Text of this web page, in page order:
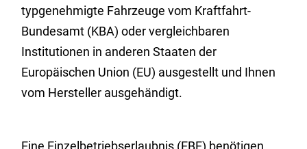
typgenehmigte Fahrzeuge vom Kraftfahrt-
Bundesamt (KBA) oder vergleichbaren
Institutionen in anderen Staaten der
Europäischen Union (EU) ausgestellt und Ihnen
vom Hersteller ausgehändigt.
Eine Einzelbetriebserlaubnis (EBE) benötigen